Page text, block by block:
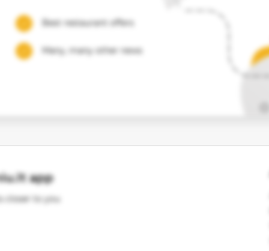
Best restaurant offers
Many, many other news
app
closer to you